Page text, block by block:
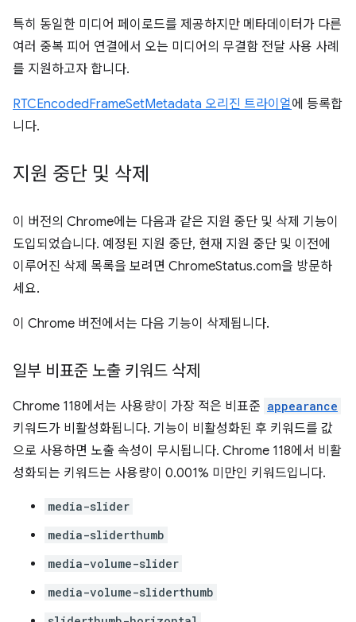
특히 동일한 미디어 페이로드를 제공하지만 메타데이터가 다른
여러 중복 피어 연결에서 오는 미디어의 무결함 전달 사용 사례
를 지원하고자 합니다.
RTCEncodedFrameSetMetadata 오리진 트라이얼에 등록합
니다.
지원 중단 및 삭제
이 버전의 Chrome에는 다음과 같은 지원 중단 및 삭제 기능이
도입되었습니다. 예정된 지원 중단, 현재 지원 중단 및 이전에
이루어진 삭제 목록을 보려면 ChromeStatus.com을 방문하
세요.
이 Chrome 버전에서는 다음 기능이 삭제됩니다.
일부 비표준 노출 키워드 삭제
Chrome 118에서는 사용량이 가장 적은 비표준 appearance
키워드가 비활성화됩니다. 기능이 비활성화된 후 키워드를 값
으로 사용하면 노출 속성이 무시됩니다. Chrome 118에서 비활
성화되는 키워드는 사용량이 0.001% 미만인 키워드입니다.
media-slider
media-sliderthumb
media-volume-slider
media-volume-sliderthumb